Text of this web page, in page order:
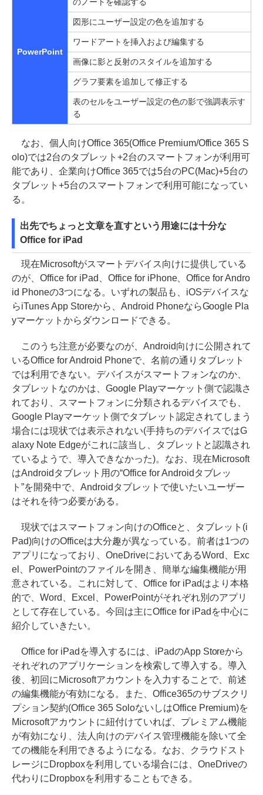
PowerPoint
図形にユーザー設定の色を追加する
ワードアートを挿入および編集する
画像に影と反射のスタイルを追加する
グラフ要素を追加して修正する
表のセルをユーザー設定の色の影で強調表示す
る
なお、個人向けOffice 365(Office Premium/Office 365 S
olo)では2台のタブレット+2台のスマートフォンが利用可
能であり、企業向けOffice 365では5台のPC(Mac)+5台の
タブレット+5台のスマートフォンで利用可能になってい
る。
出先でちょっと文章を直すという用途には十分な
Office for iPad
現在Microsoftがスマートデバイス向けに提供している
のが、Office for iPad、Office for iPhone、Office for Andro
id Phoneの3つになる。いずれの製品も、iOSデバイスな
らiTunes App Storeから、Android PhoneならGoogle Pla
yマーケットからダウンロードできる。
このうち注意が必要なのが、Android向けに公開されて
いるOffice for Android Phoneで、名前の通りタブレット
では利用できない。デバイスがスマートフォンなのか、
タブレットなのかは、Google Playマーケット側で認識さ
れており、スマートフォンに分類されるデバイスでも、
Google Playマーケット側でタブレット認定されてしまう
場合には現状では表示されない(手持ちのデバイスではG
alaxy Note Edgeがこれに該当し、タブレットと認識され
ているようで、導入できなかった)。なお、現在Microsoft
はAndroidタブレット用の“Office for Androidタブレッ
ト”を開発中で、Androidタブレットで使いたいユーザー
はそれを待つ必要がある。
現状ではスマートフォン向けのOfficeと、タブレット(i
Pad)向けのOfficeは大分趣が異なっている。前者は1つの
アプリになっており、OneDriveにおいてあるWord、Exc
el、PowerPointのファイルを開き、簡単な編集機能が用
意されている。これに対して、Office for iPadはより本格
的で、Word、Excel、PowerPointがそれぞれ別のアプリ
として存在している。今回は主にOffice for iPadを中心に
紹介していきたい。
Office for iPadを導入するには、iPadのApp Storeから
それぞれのアプリケーションを検索して導入する。導入
後、初回にMicrosoftアカウントを入力することで、前述
の編集機能が有効になる。また、Office365のサブスクリ
プション契約(Office 365 SoloないしはOffice Premium)を
Microsoftアカウントに紐付けていれば、プレミアム機能
が有効になり、法人向けのデバイス管理機能を除いて全
ての機能を利用できるようになる。なお、クラウドスト
レージにDropboxを利用している場合には、OneDriveの
代わりにDropboxを利用することもできる。